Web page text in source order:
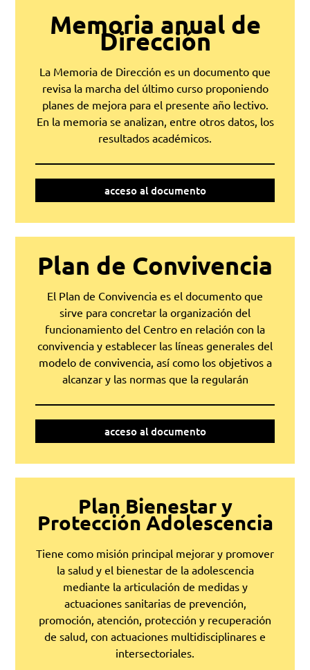
Memoria anual de
Dirección
La Memoria de Dirección es un documento que
revisa la marcha del último curso proponiendo
planes de mejora para el presente año lectivo.
En la memoria se analizan, entre otros datos, los
resultados académicos.
acceso al documento
Plan de Convivencia
El Plan de Convivencia es el documento que
sirve para concretar la organización del
funcionamiento del Centro en relación con la
convivencia y establecer las líneas generales del
modelo de convivencia, así como los objetivos a
alcanzar y las normas que la regularán
acceso al documento
Plan Bienestar y
Protección Adolescencia
Tiene como misión principal mejorar y promover
la salud y el bienestar de la adolescencia
mediante la articulación de medidas y
actuaciones sanitarias de prevención,
promoción, atención, protección y recuperación
de salud, con actuaciones multidisciplinares e
intersectoriales.